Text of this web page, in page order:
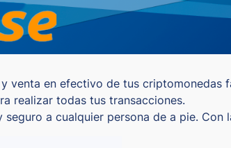
venta en efectivo de tus criptomonedas
realizar todas tus transacciones.
a cualquier persona de a pie. Con